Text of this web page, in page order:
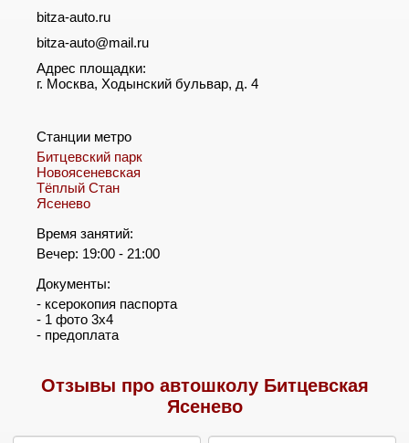
bitza-auto.ru
bitza-auto@mail.ru
Адрес площадки:
г. Москва, Ходынский бульвар, д. 4
Станции метро
Битцевский парк
Новоясеневская
Тёплый Стан
Ясенево
Время занятий:
Вечер: 19:00 - 21:00
Документы:
- ксерокопия паспорта
- 1 фото 3х4
- предоплата
Отзывы про автошколу Битцевская
Ясенево